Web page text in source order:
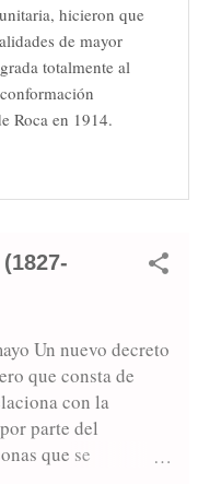
hicieron que
de mayor
totalmente al
Roca en 1914.
Un nuevo decreto
que consta de
con la
parte del
que se